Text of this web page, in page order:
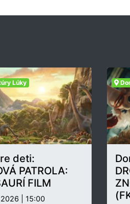
Lúky
deti:
PATROLA:
FILM
| 15:00